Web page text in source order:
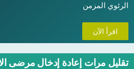
الرئوي المزمن
اقرأ الآن
تقليل مرات إعادة إدخال مرضى